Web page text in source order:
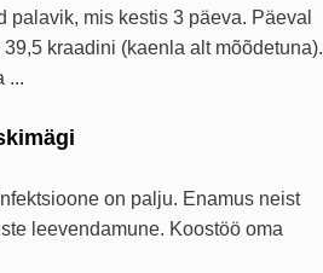
palavik, mis kestis 3 päeva. Päeval
kraadini (kaenla alt mõõdetuna).
...
on palju. Enamus neist
leevendamune. Koostöö oma